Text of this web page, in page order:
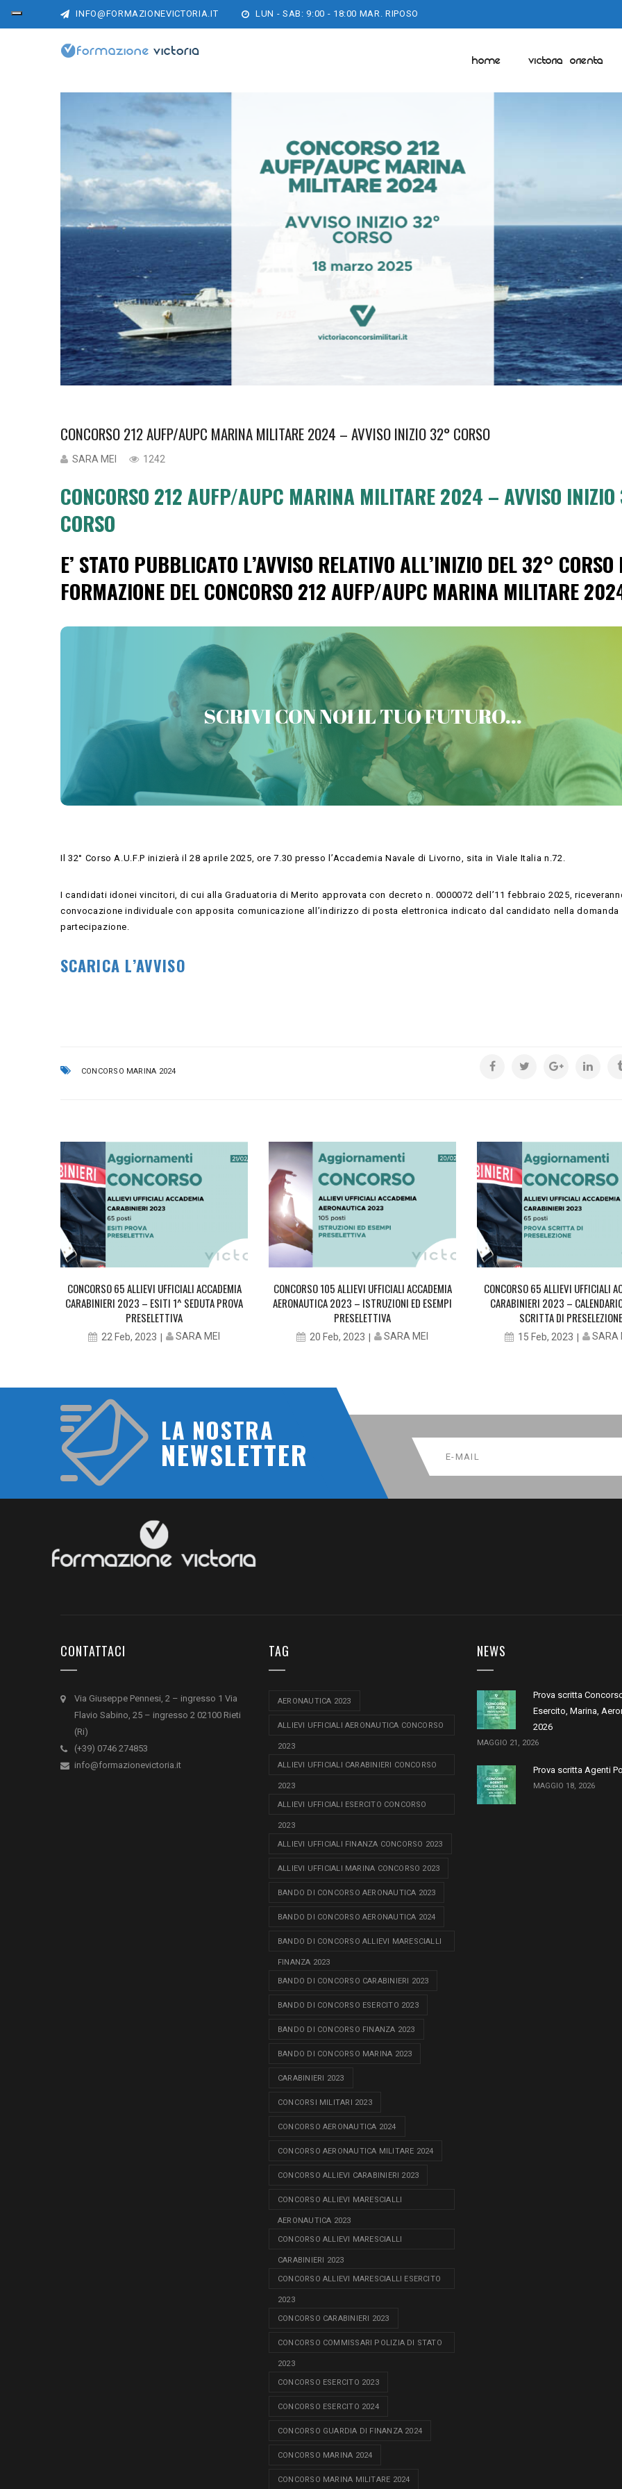
INFO@FORMAZIONEVICTORIA.IT LUN - SAB: 9:00 - 18:00 MAR. RIPOSO
HOME VICTORIA ORIENTA
CONCORSO 212 AUFP/AUPC MARINA MILITARE 2024 – AVVISO INIZIO 32° CORSO
SARA MEI 1242
CONCORSO 212 AUFP/AUPC MARINA MILITARE 2024 – AVVISO
CORSO
E’ STATO PUBBLICATO L’AVVISO RELATIVO ALL’INIZIO DEL 32° CORSO
FORMAZIONE DEL CONCORSO 212 AUFP/AUPC MARINA MILITARE
SCRIVI CON NOI IL TUO FUTURO...
PREPARATI CON VICTORIA CONCORSI MILITARI
Contattaci
Il 32° Corso A.U.F.P inizierà il 28 aprile 2025, ore 7.30 presso l’Accademia Navale di Livorno, sita in Viale Italia n.72.
I candidati idonei vincitori, di cui alla Graduatoria di Merito approvata con decreto n. 0000072 dell’11 febbraio 2025,
convocazione individuale con apposita comunicazione all’indirizzo di posta elettronica indicato dal candidato nella domanda
partecipazione.
SCARICA L’AVVISO
CONCORSO MARINA 2024
CONCORSO 65 ALLIEVI UFFICIALI ACCADEMIA
CARABINIERI 2023 – ESITI 1^ SEDUTA PROVA
PRESELETTIVA
22 Feb, 2023 SARA MEI
CONCORSO 105 ALLIEVI UFFICIALI ACCADEMIA
AERONAUTICA 2023 – ISTRUZIONI ED ESEMPI
PRESELETTIVA
20 Feb, 2023 SARA MEI
CONCORSO 65 ALLIEVI UFFICIALI
CARABINIERI 2023 –
SCRITTA DI PRESELEZIONE
15 Feb, 2023 SARA
LA NOSTRA
NEWSLETTER
CONTATTACI
Via Giuseppe Pennesi, 2 – ingresso 1 Via
Flavio Sabino, 25 – ingresso 2 02100 Rieti
(Ri)
(+39) 0746 274853
info@formazionevictoria.it
TAG
AERONAUTICA 2023
ALLIEVI UFFICIALI AERONAUTICA CONCORSO
2023
ALLIEVI UFFICIALI CARABINIERI CONCORSO
2023
ALLIEVI UFFICIALI ESERCITO CONCORSO
2023
ALLIEVI UFFICIALI FINANZA CONCORSO 2023
ALLIEVI UFFICIALI MARINA CONCORSO 2023
BANDO DI CONCORSO AERONAUTICA 2023
BANDO DI CONCORSO AERONAUTICA 2024
BANDO DI CONCORSO ALLIEVI MARESCIALLI
FINANZA 2023
BANDO DI CONCORSO CARABINIERI 2023
BANDO DI CONCORSO ESERCITO 2023
BANDO DI CONCORSO FINANZA 2023
BANDO DI CONCORSO MARINA 2023
CARABINIERI 2023
CONCORSI MILITARI 2023
CONCORSO AERONAUTICA 2024
CONCORSO AERONAUTICA MILITARE 2024
CONCORSO ALLIEVI CARABINIERI 2023
CONCORSO ALLIEVI MARESCIALLI
AERONAUTICA 2023
CONCORSO ALLIEVI MARESCIALLI
CARABINIERI 2023
CONCORSO ALLIEVI MARESCIALLI ESERCITO
2023
CONCORSO CARABINIERI 2023
CONCORSO COMMISSARI POLIZIA DI STATO
2023
CONCORSO ESERCITO 2023
CONCORSO ESERCITO 2024
CONCORSO GUARDIA DI FINANZA 2024
CONCORSO MARINA 2024
CONCORSO MARINA MILITARE 2024
NEWS
Prova scritta
Esercito, Marina,
2026
MAGGIO 21, 2026
Prova scritta Agenti
MAGGIO 18, 2026